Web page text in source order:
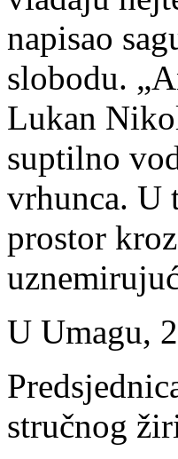
napisao
slobodu.
Lukan
suptilno
vrhunca. U
prostor
U Umagu,
stručnog